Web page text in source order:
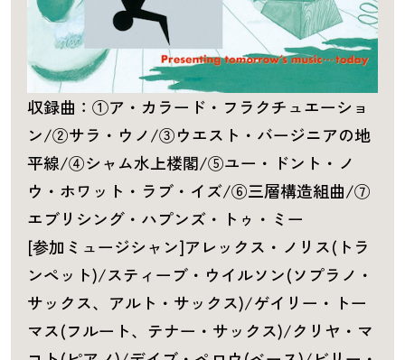
収録曲：①ア・カラード・フラクチュエーショ
ン/②サラ・ウノ/③ウエスト・バージニアの地
平線/④シャム水上楼閣/⑤ユー・ドント・ノ
ウ・ホワット・ラブ・イズ/⑥三層構造組曲/⑦
エブリシング・ハプンズ・トゥ・ミー
[参加ミュージシャン]アレックス・ノリス(トラ
ンペット)/スティーブ・ウイルソン(ソプラノ・
サックス、アルト・サックス)/ゲイリー・トー
マス(フルート、テナー・サックス)/クリヤ・マ